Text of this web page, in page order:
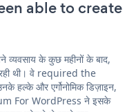
been able to create
के कुछ महीनों के बाद,
थी। वे required the
हल्के और एर्गोनोमिक डिज़ाइन,
For WordPress ने इसके